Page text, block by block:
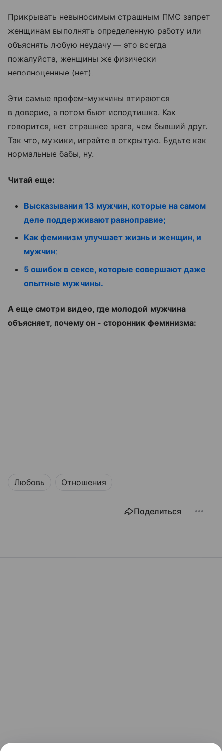
Прикрывать невыносимым страшным ПМС запрет
женщинам выполнять определенную работу или
объяснять любую неудачу — это всегда
пожалуйста, женщины же физически
неполноценные (нет).
Эти самые профем-мужчины втираются
в доверие, а потом бьют исподтишка. Как
говорится, нет страшнее врага, чем бывший друг.
Так что, мужики, играйте в открытую. Будьте как
нормальные бабы, ну.
Читай еще:
Высказывания 13 мужчин, которые на самом
деле поддерживают равноправие;
Как феминизм улучшает жизнь и женщин, и
мужчин;
5 ошибок в сексе, которые совершают даже
опытные мужчины.
А еще смотри видео, где молодой мужчина
объясняет, почему он - сторонник феминизма:
Любовь Отношения
Поделиться